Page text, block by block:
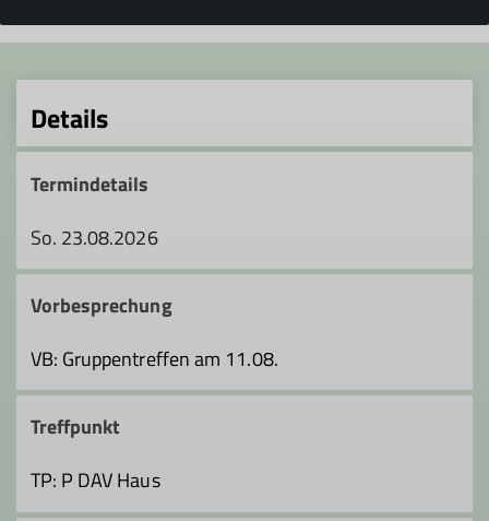
Details
Termindetails
So. 23.08.2026
Vorbesprechung
VB: Gruppentreffen am 11.08.
Treffpunkt
TP: P DAV Haus